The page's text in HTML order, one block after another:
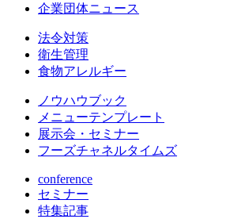
企業団体ニュース
法令対策
衛生管理
食物アレルギー
ノウハウブック
メニューテンプレート
展示会・セミナー
フーズチャネルタイムズ
conference
セミナー
特集記事